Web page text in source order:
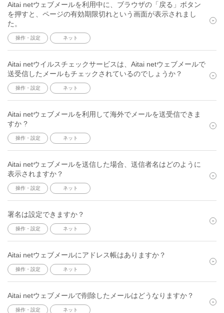
Aitai netウェブメールを利用中に、ブラウザの「戻る」ボタン
を押すと、ページの有効期限切れという画面が表示されまし
た。
操作・設定 ネット
Aitai netウイルスチェックサービスは、Aitai netウェブメールで
送受信したメールもチェックされているのでしょうか？
操作・設定 ネット
Aitai netウェブメールを利用して海外でメールを送受信できま
すか ?
操作・設定 ネット
Aitai netウェブメールを送信した場合、送信者名はどのように
表示されますか？
操作・設定 ネット
署名は設定できますか？
操作・設定 ネット
Aitai netウェブメールにアドレス帳はありますか？
操作・設定 ネット
Aitai netウェブメールで削除したメールはどうなりますか？
操作・設定 ネット